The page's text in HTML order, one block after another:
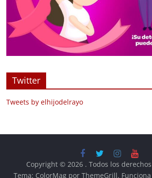
Twitter
Tweets by elhijodelrayo
Copyright © 2026 . Todos los
Tema: ColorMag por ThemeGrill.